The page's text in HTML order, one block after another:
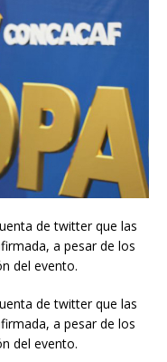
de twitter que las
a pesar de los
del evento.
de twitter que las
a pesar de los
del evento.